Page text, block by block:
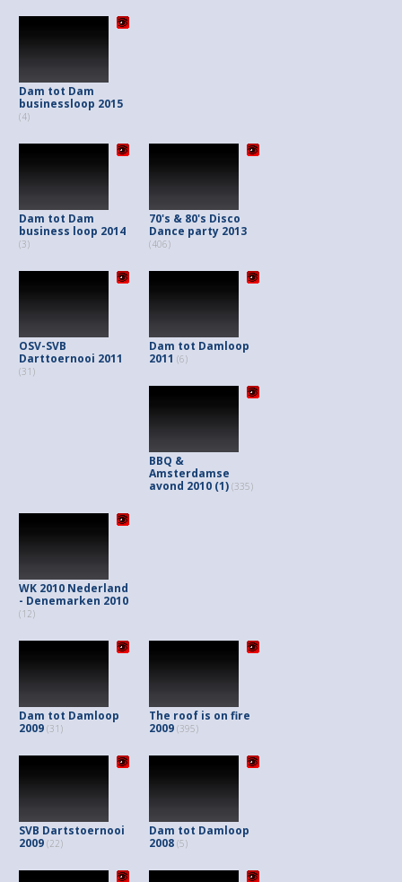
Dam tot Dam
businessloop 2015
(4)
Dam tot Dam
business loop 2014
(3)
70's & 80's Disco
Dance party 2013
(406)
OSV-SVB
Darttoernooi 2011
(31)
Dam tot Damloop
2011 (6)
BBQ &
Amsterdamse
avond 2010 (1) (335)
WK 2010 Nederland
- Denemarken 2010
(12)
Dam tot Damloop
2009 (31)
The roof is on fire
2009 (395)
SVB Dartstoernooi
2009 (22)
Dam tot Damloop
2008 (5)